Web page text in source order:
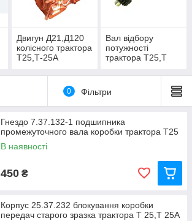
Двигун Д21,Д120
колісного трактора
Т25,Т-25А
Вал відбору
потужності
трактора Т25,Т
0 Фільтри
Гнездо 7.37.132-1 подшипника
промежуточного вала коробки трактора Т25
В наявності
450 ₴
Корпус 25.37.232 блокування коробки
передач старого зразка трактора Т 25,Т 25А